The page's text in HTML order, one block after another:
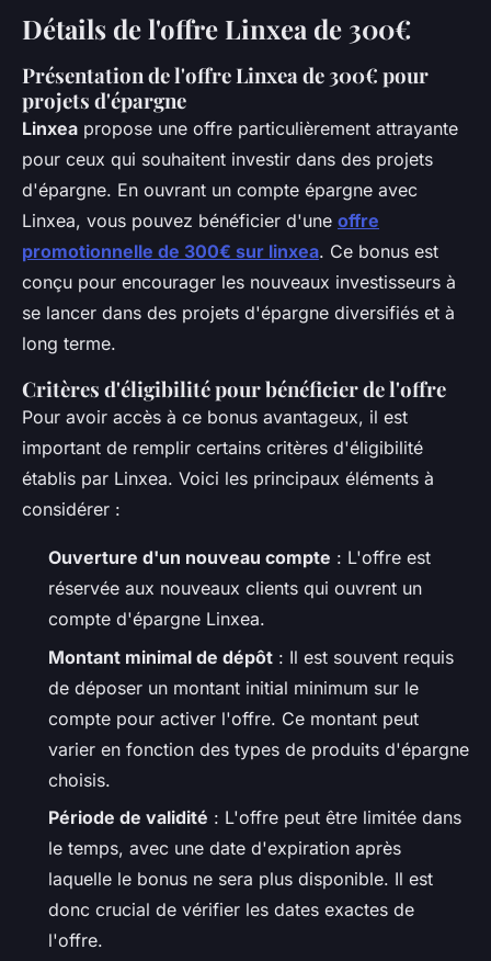
Détails de l'offre Linxea de 300€
Présentation de l'offre Linxea de 300€ pour
projets d'épargne
Linxea propose une offre particulièrement attrayante
pour ceux qui souhaitent investir dans des projets
d'épargne. En ouvrant un compte épargne avec
Linxea, vous pouvez bénéficier d'une offre
promotionnelle de 300€ sur linxea. Ce bonus est
conçu pour encourager les nouveaux investisseurs à
se lancer dans des projets d'épargne diversifiés et à
long terme.
Critères d'éligibilité pour bénéficier de l'offre
Pour avoir accès à ce bonus avantageux, il est
important de remplir certains critères d'éligibilité
établis par Linxea. Voici les principaux éléments à
considérer :
Ouverture d'un nouveau compte : L'offre est
réservée aux nouveaux clients qui ouvrent un
compte d'épargne Linxea.
Montant minimal de dépôt : Il est souvent requis
de déposer un montant initial minimum sur le
compte pour activer l'offre. Ce montant peut
varier en fonction des types de produits d'épargne
choisis.
Période de validité : L'offre peut être limitée dans
le temps, avec une date d'expiration après
laquelle le bonus ne sera plus disponible. Il est
donc crucial de vérifier les dates exactes de
l'offre.